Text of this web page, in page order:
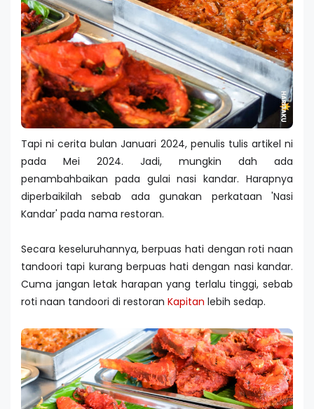
Tapi ni cerita bulan Januari 2024, penulis tulis artikel ni
pada Mei 2024. Jadi, mungkin dah ada
penambahbaikan pada gulai nasi kandar. Harapnya
diperbaikilah sebab ada gunakan perkataan 'Nasi
Kandar' pada nama restoran.
Secara keseluruhannya, berpuas hati dengan roti naan
tandoori tapi kurang berpuas hati dengan nasi kandar.
Cuma jangan letak harapan yang terlalu tinggi, sebab
roti naan tandoori di restoran Kapitan lebih sedap.